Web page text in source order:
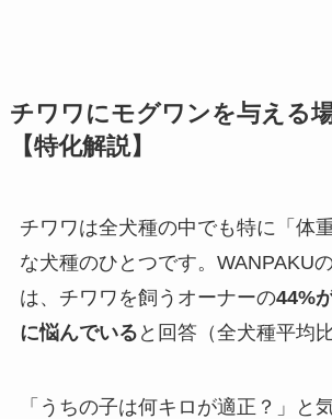
チワワにモグワンを与える
【特化解説】
チワワは全犬種の中でも特に「体
な犬種のひとつです。WANPAKU
は、チワワを飼うオーナーの44%
に悩んでいる と回答（全犬種平均
「うちの子は何キロが適正？」と